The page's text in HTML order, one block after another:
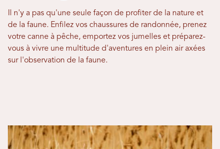
Il n'y a pas qu'une seule façon de profiter de la nature et
de la faune. Enfilez vos chaussures de randonnée, prenez
votre canne à pêche, emportez vos jumelles et préparez-
vous à vivre une multitude d'aventures en plein air axées
sur l'observation de la faune.